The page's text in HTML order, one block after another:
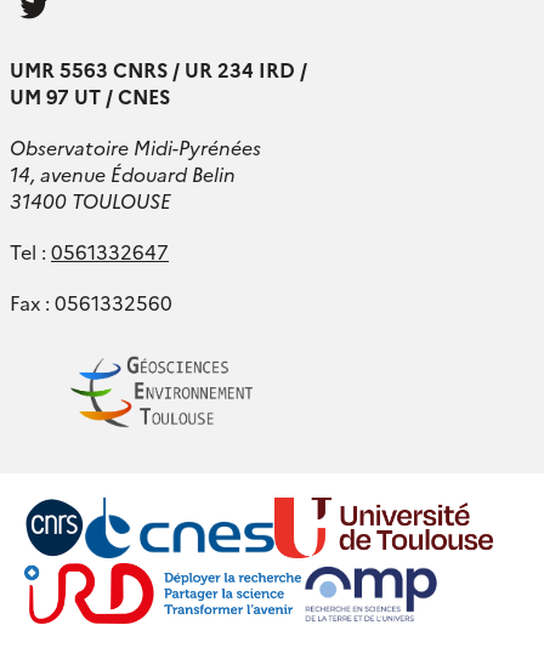
UMR 5563 CNRS / UR 234 IRD /
UM 97 UT / CNES
Observatoire Midi-Pyrénées
14, avenue Édouard Belin
31400 TOULOUSE
Tel : 0561332647
Fax : 0561332560